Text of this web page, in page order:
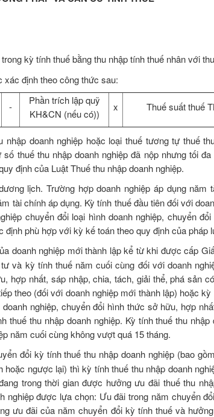
kỳ tính thuế bằng thu nhập tính thuế nhân với
xác định theo công thức sau:
-
Phần trích lập quỹ
KH&CN (nếu có))
x Thuế suất thuế
nhập doanh nghiệp hoặc loại thuế tương tự thuế
thuế thu nhập doanh nghiệp đã nộp nhưng tối
định của Luật Thuế thu nhập doanh nghiệp.
lịch. Trường hợp doanh nghiệp áp dụng năm
tài chính áp dụng. Kỳ tính thuế đầu tiên đối với
chuyển đổi loại hình doanh nghiệp, chuyển
phù hợp với kỳ kế toán theo quy định của pháp
doanh nghiệp mới thành lập kể từ khi được cấp
và kỳ tính thuế năm cuối cùng đối với doanh
hợp nhất, sáp nhập, chia, tách, giải thể, phá sản
theo (đối với doanh nghiệp mới thành lập) hoặc
nghiệp, chuyển đổi hình thức sở hữu, hợp
thuế thu nhập doanh nghiệp. Kỳ tính thuế thu nhập
năm cuối cùng không vượt quá 15 tháng.
đổi kỳ tính thuế thu nhập doanh nghiệp (bao
ngược lại) thì kỳ tính thuế thu nhập doanh
trong thời gian được hưởng ưu đãi thuế thu
nghiệp được lựa chọn: Ưu đãi trong năm chuyển
ưu đãi của năm chuyển đổi kỳ tính thuế và